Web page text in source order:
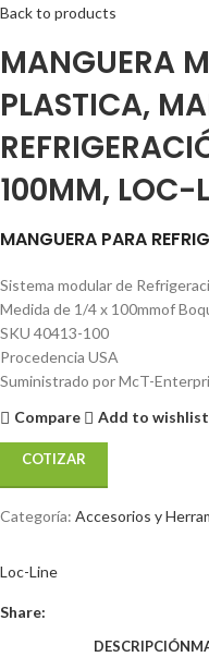
Back to products
MANGUERA
PLASTICA,
100MM, LOC-
MANGUERA PARA
Sistema modular de
Medida de 1/4 x 100mmof
SKU 40413-100
Procedencia USA
Suministrado por McT-
Compare
Add to wishlist
COTIZAR
Categoría: Accesorios y
Loc-Line
Share:
DESCRIPCIÓN